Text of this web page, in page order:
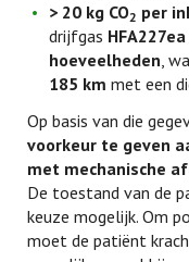
> 20 kg CO2 per
drijfgas HFA227ea
hoeveelheden,
185 km met een
Op basis van die
voorkeur te geven
met mechanische
De toestand van de
keuze mogelijk. Om
moet de patiënt